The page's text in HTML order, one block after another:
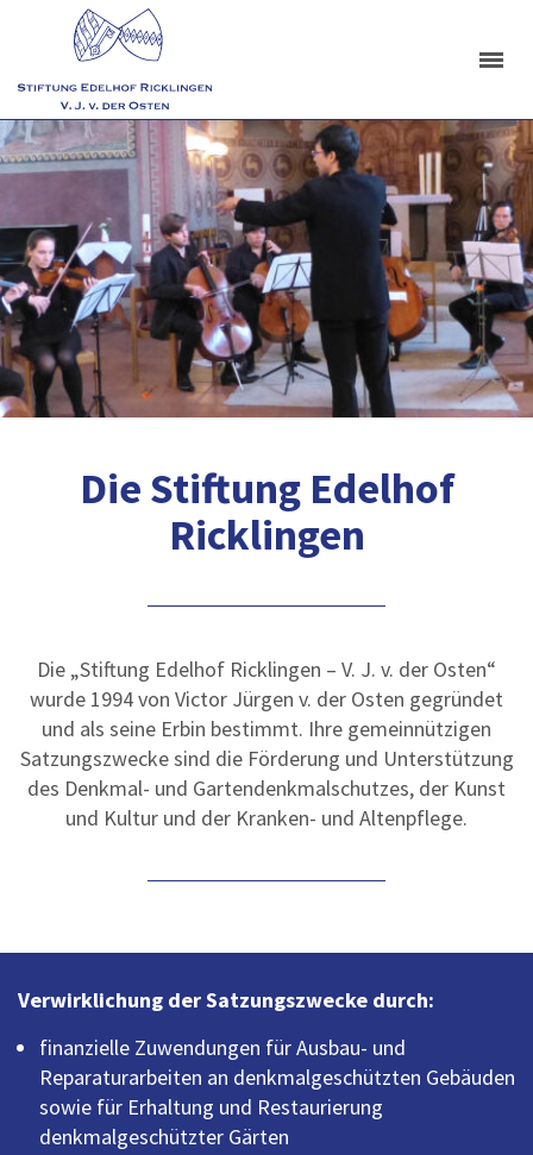
Die Stiftung Edelhof
Ricklingen
Die „Stiftung Edelhof Ricklingen – V. J. v. der Osten“
wurde 1994 von Victor Jürgen v. der Osten gegründet
und als seine Erbin bestimmt. Ihre gemeinnützigen
Satzungszwecke sind die Förderung und Unterstützung
des Denkmal- und Gartendenkmalschutzes, der Kunst
und Kultur und der Kranken- und Altenpflege.
Verwirklichung der Satzungszwecke durch:
finanzielle Zuwendungen für Ausbau- und
Reparaturarbeiten an denkmalgeschützten Gebäuden
sowie für Erhaltung und Restaurierung
denkmalgeschützter Gärten